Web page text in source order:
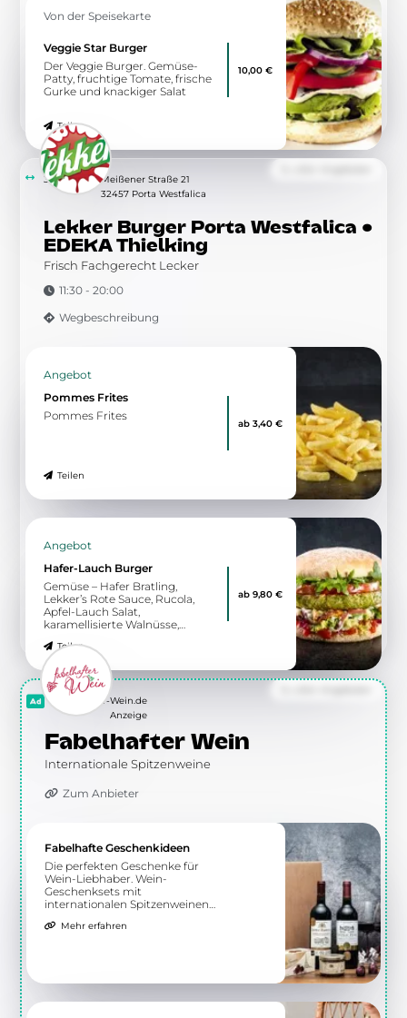
Von der Speisekarte
Veggie Star Burger
Der Veggie Burger. Gemüse-
Patty, fruchtige Tomate, frische
Gurke und knackiger Salat
Teilen
10,00 €
Lekker Burger Porta Westfalica •
EDEKA Thielking
Frisch Fachgerecht Lecker
11:30 - 20:00
Wegbeschreibung
3.63 km
Meißener Straße 21
32457 Porta Westfalica
Angebot
Pommes Frites
Pommes Frites
Teilen
ab 3,40 €
Angebot
Hafer-Lauch Burger
Gemüse – Hafer Bratling,
Lekker’s Rote Sauce, Rucola,
Apfel-Lauch Salat,
karamellisierte Walnüsse,
Teilen
ab 9,80 €
Fabelhafter Wein
Internationale Spitzenweine
Zum Anbieter
Fabelhafter-Wein.de
Anzeige
Fabelhafte Geschenkideen
Die perfekten Geschenke für
Wein-Liebhaber. Wein-
Geschenksets mit
internationalen Spitzenweinen
Jetzt verschenken!
Mehr erfahren